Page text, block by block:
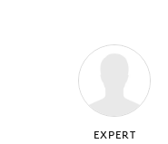
EXPERT